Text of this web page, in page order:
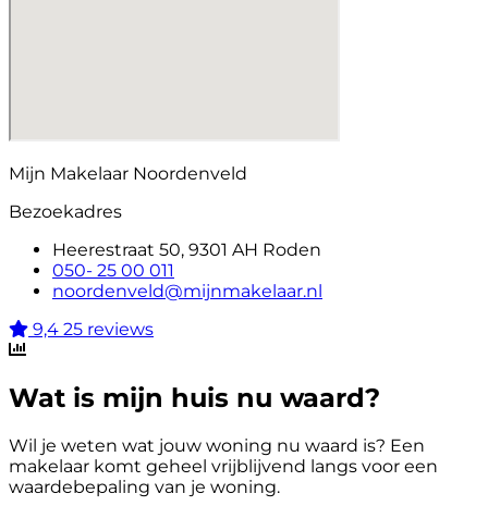
Mijn Makelaar Noordenveld
Bezoekadres
Heerestraat 50, 9301 AH Roden
050- 25 00 011
noordenveld@mijnmakelaar.nl
9,4 25 reviews
Wat is mijn huis nu waard?
Wil je weten wat jouw woning nu waard is? Een
makelaar komt geheel vrijblijvend langs voor een
waardebepaling van je woning.